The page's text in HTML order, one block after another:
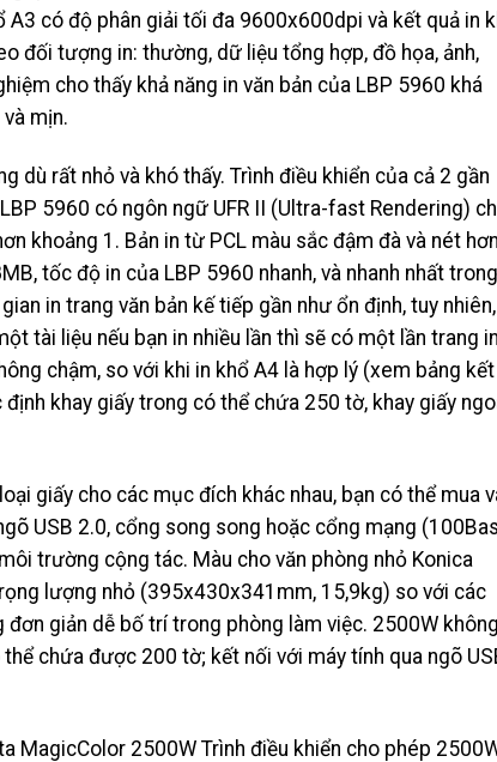
A3 có độ phân giải tối đa 9600x600dpi và kết quả in
đối tượng in: thường, dữ liệu tổng hợp, đồ họa, ảnh,
cho thấy khả năng in văn bản của LBP 5960 khá
mịn.
dù rất nhỏ và khó thấy. Trình điều khiển của cả 2 gần
5960 có ngôn ngữ UFR II (Ultra-fast Rendering)
khoảng 1. Bản in từ PCL màu sắc đậm đà và nét
tốc độ in của LBP 5960 nhanh, và nhanh nhất trong
in trang văn bản kế tiếp gần như ổn định, tuy nhiên,
tài liệu nếu bạn in nhiều lần thì sẽ có một lần trang in
chậm, so với khi in khổ A4 là hợp lý (xem bảng kết
khay giấy trong có thể chứa 250 tờ, khay giấy
giấy cho các mục đích khác nhau, bạn có thể mua
USB 2.0, cổng song song hoặc cổng mạng
trường cộng tác. Màu cho văn phòng nhỏ Konica
lượng nhỏ (395x430x341mm, 15,9kg) so với các
giản dễ bố trí trong phòng làm việc. 2500W không
chứa được 200 tờ; kết nối với máy tính qua ngõ
MagicColor 2500W Trình điều khiển cho phép